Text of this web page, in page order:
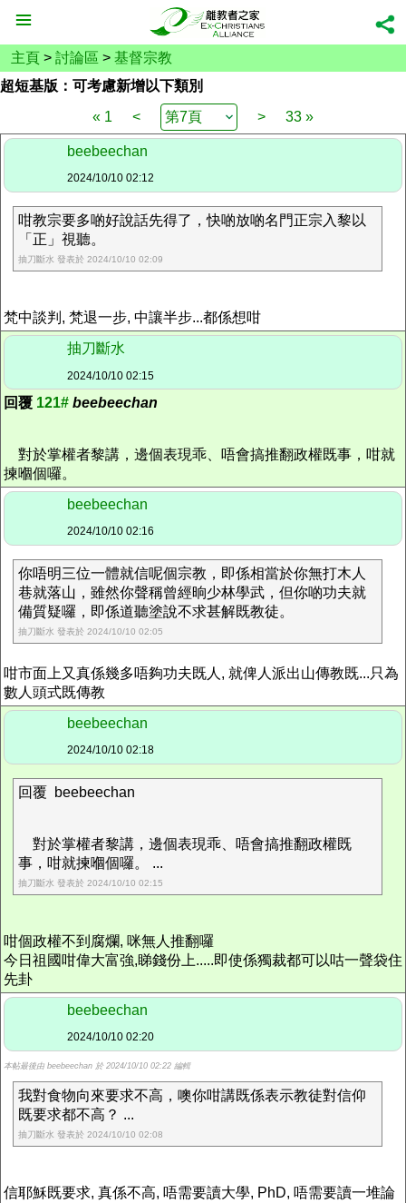
主頁 > 討論區 > 基督宗教
超短基版：可考慮新增以下類別
« 1
< > 33 »
beebeechan
2024/10/10 02:12
咁教宗要多啲好說話先得了，快啲放啲名門正宗入黎以
「正」視聽。
抽刀斷水 發表於 2024/10/10 02:09
梵中談判, 梵退一步, 中讓半步...都係想咁
抽刀斷水
2024/10/10 02:15
回覆 121# beebeechan
對於掌權者黎講，邊個表現乖、唔會搞推翻政權既事，咁就
揀嗰個囉。
beebeechan
2024/10/10 02:16
你唔明三位一體就信呢個宗教，即係相當於你無打木人
巷就落山，雖然你聲稱曾經晌少林學武，但你啲功夫就
備質疑囉，即係道聽塗說不求甚解既教徒。
抽刀斷水 發表於 2024/10/10 02:05
咁市面上又真係幾多唔夠功夫既人, 就俾人派出山傳教既...只為
數人頭式既傳教
beebeechan
2024/10/10 02:18
回覆 beebeechan
對於掌權者黎講，邊個表現乖、唔會搞推翻政權既
事，咁就揀嗰個囉。 ...
抽刀斷水 發表於 2024/10/10 02:15
咁個政權不到腐爛, 咪無人推翻囉
今日祖國咁偉大富強,睇錢份上.....即使係獨裁都可以咕一聲袋住
先卦
beebeechan
2024/10/10 02:20
本帖最後由 beebeechan 於 2024/10/10 02:22 編輯
我對食物向來要求不高，噢你咁講既係表示教徒對信仰
既要求都不高？ ...
抽刀斷水 發表於 2024/10/10 02:08
信耶穌既要求, 真係不高, 唔需要讀大學, PhD, 唔需要讀一堆論